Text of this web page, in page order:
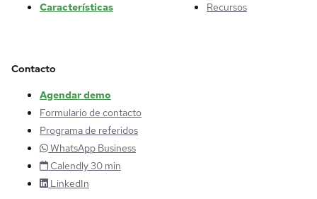
Características
Recursos
Contacto
Agendar demo
Formulario de contacto
Programa de referidos
WhatsApp Business
Calendly 30 min
LinkedIn